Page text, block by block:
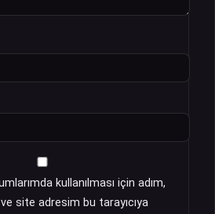
kullanılması için adım,
site adresim bu tarayıcıya